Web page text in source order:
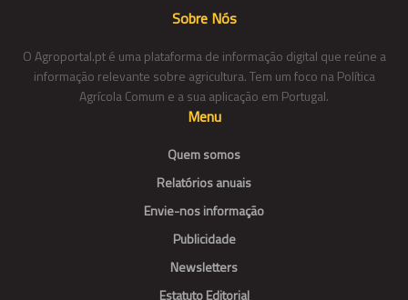
Sobre Nós
O Agroportal.pt é uma plataforma de informação digital que reúne a
informação relevante sobre agricultura. Tem um foco na Política
Agrícola Comum e a sua aplicação em Portugal.
Menu
Quem somos
Relatórios anuais
Envie-nos informação
Publicidade
Newsletters
Estatuto Editorial